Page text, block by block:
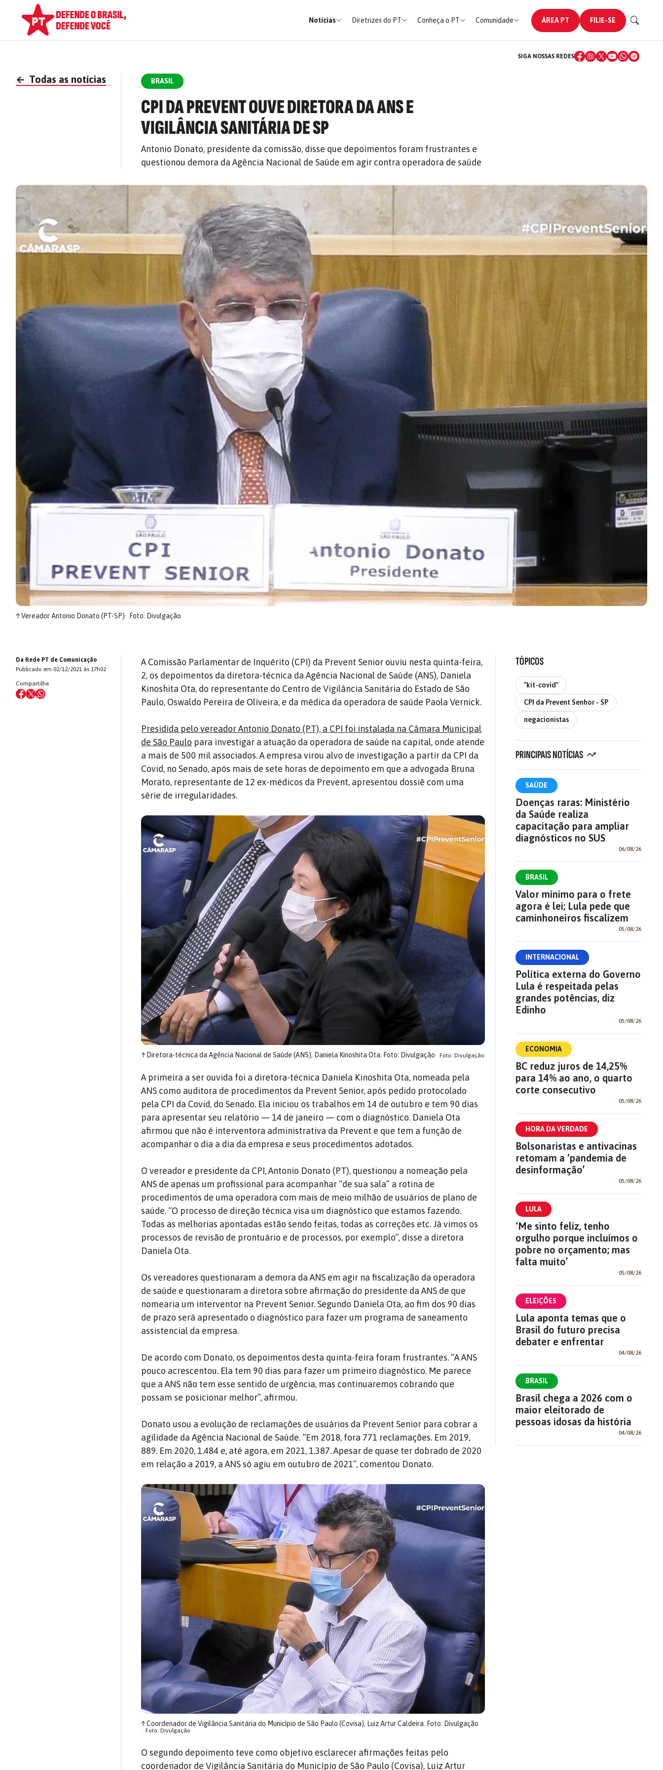
Notícias Diretrizes do PT Conheça o PT Comunidade ÁREA PT FILIE-SE
SIGA NOSSAS REDES
← Todas as notícias BRASIL
CPI DA PREVENT OUVE DIRETORA DA ANS E
VIGILÂNCIA SANITÁRIA DE SP
Antonio Donato, presidente da comissão, disse que depoimentos foram frustrantes e
questionou demora da Agência Nacional de Saúde em agir contra operadora de saúde
↑Vereador Antonio Donato (PT-SP) Foto: Divulgação
Da Rede PT de Comunicação
Publicado em 02/12/2021 às 17h02
Compartilhe
A Comissão Parlamentar de Inquérito (CPI) da Prevent Senior ouviu nesta quinta-feira,
2, os depoimentos da diretora-técnica da Agência Nacional de Saúde (ANS), Daniela
Kinoshita Ota, do representante do Centro de Vigilância Sanitária do Estado de São
Paulo, Oswaldo Pereira de Oliveira, e da médica da operadora de saúde Paola Vernick.
Presidida pelo vereador Antonio Donato (PT), a CPI foi instalada na Câmara Municipal
de São Paulo para investigar a atuação da operadora de saúde na capital, onde atende
a mais de 500 mil associados. A empresa virou alvo de investigação a partir da CPI da
Covid, no Senado, após mais de sete horas de depoimento em que a advogada Bruna
Morato, representante de 12 ex-médicos da Prevent, apresentou dossiê com uma
série de irregularidades.
↑Diretora-técnica da Agência Nacional de Saúde (ANS), Daniela Kinoshita Ota. Foto: Divulgação Foto: Divulgação
A primeira a ser ouvida foi a diretora-técnica Daniela Kinoshita Ota, nomeada pela
ANS como auditora de procedimentos da Prevent Senior, após pedido protocolado
pela CPI da Covid, do Senado. Ela iniciou os trabalhos em 14 de outubro e tem 90 dias
para apresentar seu relatório — 14 de janeiro — com o diagnóstico. Daniela Ota
afirmou que não é interventora administrativa da Prevent e que tem a função de
acompanhar o dia a dia da empresa e seus procedimentos adotados.
O vereador e presidente da CPI, Antonio Donato (PT), questionou a nomeação pela
ANS de apenas um profissional para acompanhar “de sua sala” a rotina de
procedimentos de uma operadora com mais de meio milhão de usuários de plano de
saúde. “O processo de direção técnica visa um diagnóstico que estamos fazendo.
Todas as melhorias apontadas estão sendo feitas, todas as correções etc. Já vimos os
processos de revisão de prontuário e de processos, por exemplo”, disse a diretora
Daniela Ota.
Os vereadores questionaram a demora da ANS em agir na fiscalização da operadora
de saúde e questionaram a diretora sobre afirmação do presidente da ANS de que
nomearia um interventor na Prevent Senior. Segundo Daniela Ota, ao fim dos 90 dias
de prazo será apresentado o diagnóstico para fazer um programa de saneamento
assistencial da empresa.
De acordo com Donato, os depoimentos desta quinta-feira foram frustrantes. “A ANS
pouco acrescentou. Ela tem 90 dias para fazer um primeiro diagnóstico. Me parece
que a ANS não tem esse sentido de urgência, mas continuaremos cobrando que
possam se posicionar melhor”, afirmou.
Donato usou a evolução de reclamações de usuários da Prevent Senior para cobrar a
agilidade da Agência Nacional de Saúde. “Em 2018, fora 771 reclamações. Em 2019,
889. Em 2020, 1.484 e, até agora, em 2021, 1.387. Apesar de quase ter dobrado de 2020
em relação a 2019, a ANS só agiu em outubro de 2021”, comentou Donato.
↑Coordenador de Vigilância Sanitária do Município de São Paulo (Covisa), Luiz Artur Caldeira. Foto: Divulgação
Foto: Divulgação
O segundo depoimento teve como objetivo esclarecer afirmações feitas pelo
coordenador de Vigilância Sanitária do Município de São Paulo (Covisa), Luiz Artur
TÓPICOS
"kit-covid"
CPI da Prevent Senhor - SP
negacionistas
PRINCIPAIS NOTÍCIAS
SAÚDE
Doenças raras: Ministério
da Saúde realiza
capacitação para ampliar
diagnósticos no SUS
06/08/26
BRASIL
Valor mínimo para o frete
agora é lei; Lula pede que
caminhoneiros fiscalizem
05/08/26
INTERNACIONAL
Política externa do Governo
Lula é respeitada pelas
grandes potências, diz
Edinho
05/08/26
ECONOMIA
BC reduz juros de 14,25%
para 14% ao ano, o quarto
corte consecutivo
05/08/26
HORA DA VERDADE
Bolsonaristas e antivacinas
retomam a ‘pandemia de
desinformação’
05/08/26
LULA
‘Me sinto feliz, tenho
orgulho porque incluímos o
pobre no orçamento; mas
falta muito’
05/08/26
ELEIÇÕES
Lula aponta temas que o
Brasil do futuro precisa
debater e enfrentar
04/08/26
BRASIL
Brasil chega a 2026 com o
maior eleitorado de
pessoas idosas da história
04/08/26